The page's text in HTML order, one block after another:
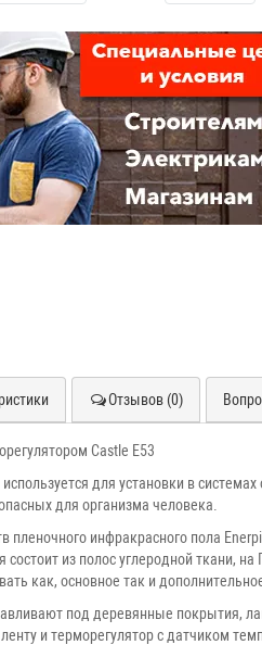
Отзывов (0)
Castle E53
для установки в
для организма человека.
пленочного инфракрасного пола
состоит из полос углеродной
как, основное так и
под деревянные покрытия,
и терморегуляторс датчиком